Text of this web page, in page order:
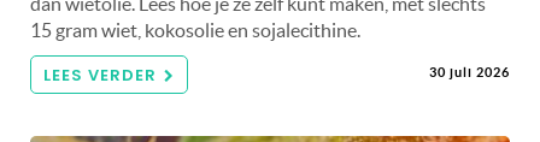
15 gram wiet, kokosolie en sojalecithine.
LEES VERDER 30 juli 2026